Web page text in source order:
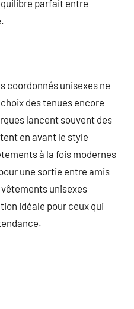
parfait entre
coordonnés unisexes ne
des tenues encore
lancent souvent des
en avant le style
à la fois modernes
une sortie entre amis
unisexes
idéale pour ceux qui